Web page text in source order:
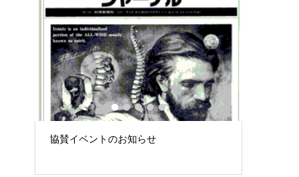
協賛イベントのお知らせ
1 2 3 4 5